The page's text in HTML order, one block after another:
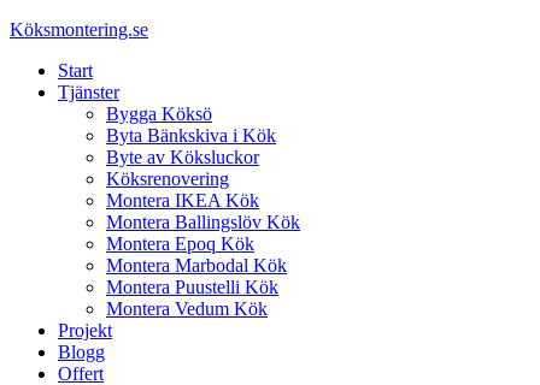
Skip
content
Köksmontering.se
Start
Tjänster
Bygga Köksö
Byta Bänkskiva i Kök
Byte av Köksluckor
Köksrenovering
Montera IKEA Kök
Montera Ballingslöv Kök
Montera Epoq Kök
Montera Marbodal Kök
Montera Puustelli Kök
Montera Vedum Kök
Projekt
Blogg
Offert